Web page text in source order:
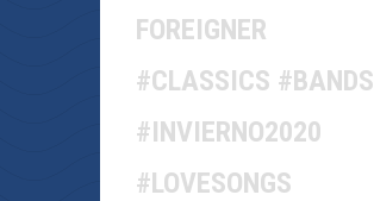
FOREIGNER
#CLASSICS #BANDS
#INVIERNO2020
#LOVESONGS